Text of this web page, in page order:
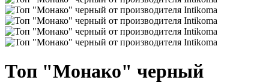
Топ "Монако" черный